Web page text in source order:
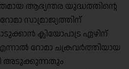
ആഭ്യന്തര യുദ്ധത്തിന്റെ
സാമ്രാജ്യത്തിന്
ക്ലിയോപാട്ര ഏഴിന്
റോമാ ചക്രവർത്തിയായ
അടുക്കുന്നതും